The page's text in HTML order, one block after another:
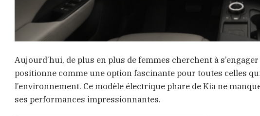
Aujourd’hui, de plus en plus de femmes cherchent à
positionne comme une option fascinante pour toutes celles
l’environnement. Ce modèle électrique phare de Kia ne
ses performances impressionnantes.